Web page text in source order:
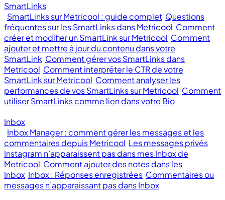
SmartLinks
SmartLinks sur Metricool : guide complet Questions
fréquentes sur les SmartLinks dans Metricool Comment
créer et modifier un SmartLink sur Metricool Comment
ajouter et mettre à jour du contenu dans votre
SmartLink Comment gérer vos SmartLinks dans
Metricool Comment interpréter le CTR de votre
SmartLink sur Metricool Comment analyser les
performances de vos SmartLinks sur Metricool Comment
utiliser SmartLinks comme lien dans votre Bio
Inbox
Inbox Manager : comment gérer les messages et les
commentaires depuis Metricool Les messages privés
Instagram n’apparaissent pas dans mes Inbox de
Metricool Comment ajouter des notes dans les
Inbox Inbox : Réponses enregistrées Commentaires ou
messages n’apparaissant pas dans Inbox